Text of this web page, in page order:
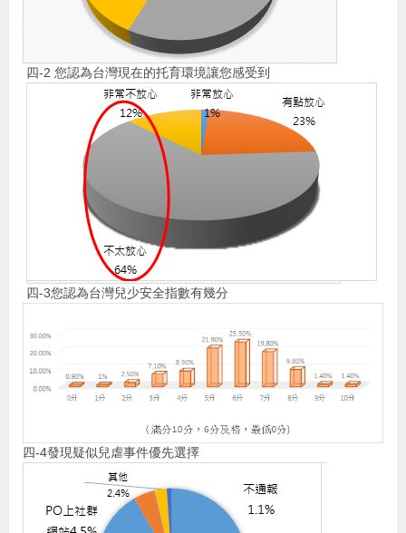
四-2 您認為台灣現在的托育環境讓您感受到
四-3您認為台灣兒少安全指數有幾分
四-4發現疑似兒虐事件優先選擇